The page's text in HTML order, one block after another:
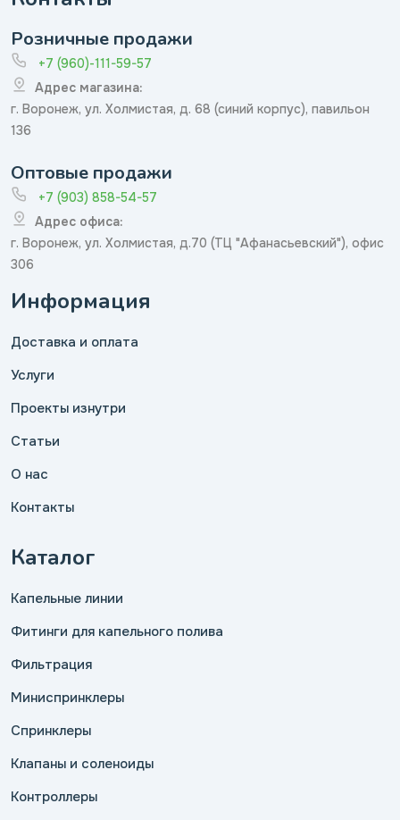
Розничные продажи
+7 (960)-111-59-57
Адрес магазина:
г. Воронеж, ул. Холмистая, д. 68 (синий корпус), павильон
136
Оптовые продажи
+7 (903) 858-54-57
Адрес офиса:
г. Воронеж, ул. Холмистая, д.70 (ТЦ "Афанасьевский"), офис
306
Информация
Доставка и оплата
Услуги
Проекты изнутри
Статьи
О нас
Контакты
Каталог
Капельные линии
Фитинги для капельного полива
Фильтрация
Миниспринклеры
Спринклеры
Клапаны и соленоиды
Контроллеры